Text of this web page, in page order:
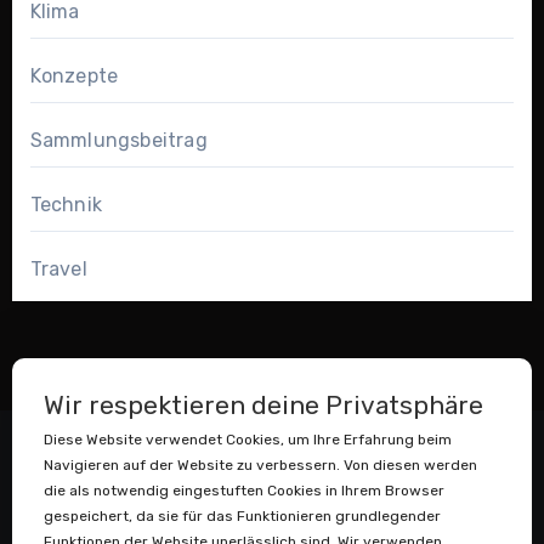
Klima
Konzepte
Sammlungsbeitrag
Technik
Travel
Wir respektieren deine Privatsphäre
Diese Website verwendet Cookies, um Ihre Erfahrung beim
Navigieren auf der Website zu verbessern. Von diesen werden
die als notwendig eingestuften Cookies in Ihrem Browser
gespeichert, da sie für das Funktionieren grundlegender